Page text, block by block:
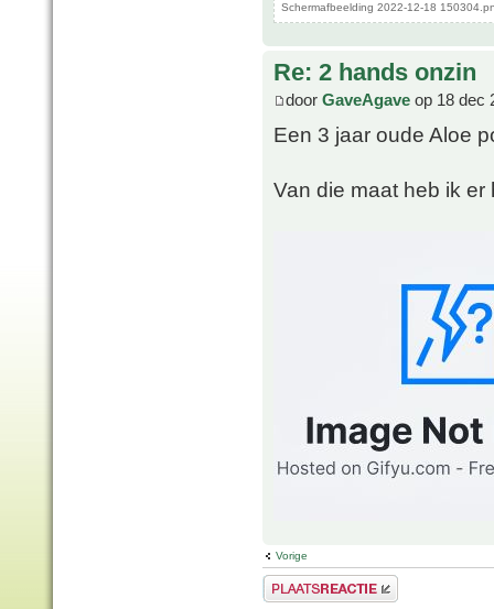
Schermafbeelding 2022-12-18
Re: 2 hands onzin
door GaveAgave op 18 dec
Een 3 jaar oude Aloe
Van die maat heb ik
Vorige
Plaats een reactie